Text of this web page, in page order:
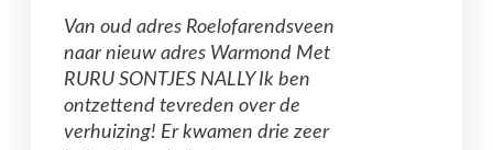
Van oud adres Roelofarendsveen
naar nieuw adres Warmond Met
RURU SONTJES NALLY Ik ben
ontzettend tevreden over de
verhuizing! Er kwamen drie zeer